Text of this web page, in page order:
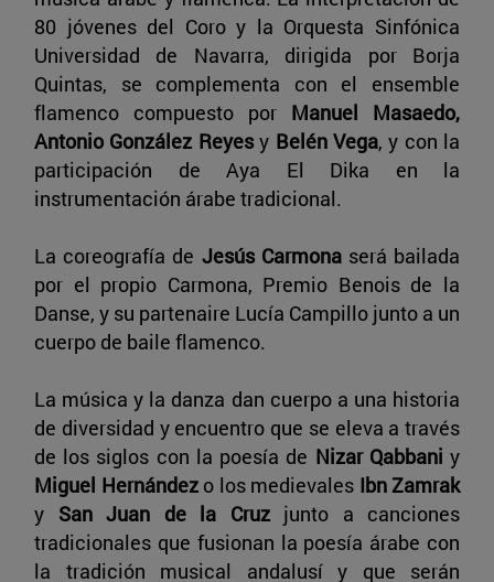
80 jóvenes del Coro y la Orquesta Sinfónica
Universidad de Navarra, dirigida por Borja
Quintas, se complementa con el ensemble
flamenco compuesto por Manuel Masaedo,
Antonio González Reyesy Belén Vega, y con la
participación de Aya El Dika en la
instrumentación árabe tradicional.
La coreografía de Jesús Carmonaserá bailada
por el propio Carmona, Premio Benois de la
Danse, y su partenaire Lucía Campillo junto a un
cuerpo de baile flamenco.
La música y la danza dan cuerpo a una historia
de diversidad y encuentro que se eleva a través
de los siglos con la poesía de Nizar Qabbani y
Miguel Hernándezo los medievales Ibn Zamrak
y San Juan de la Cruzjunto a canciones
tradicionales que fusionan la poesía árabe con
la tradición musical andalusí y que serán